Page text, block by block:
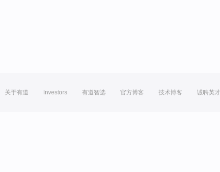
关于有道 Investors 有道智选 官方博客 技术博客 诚聘英才